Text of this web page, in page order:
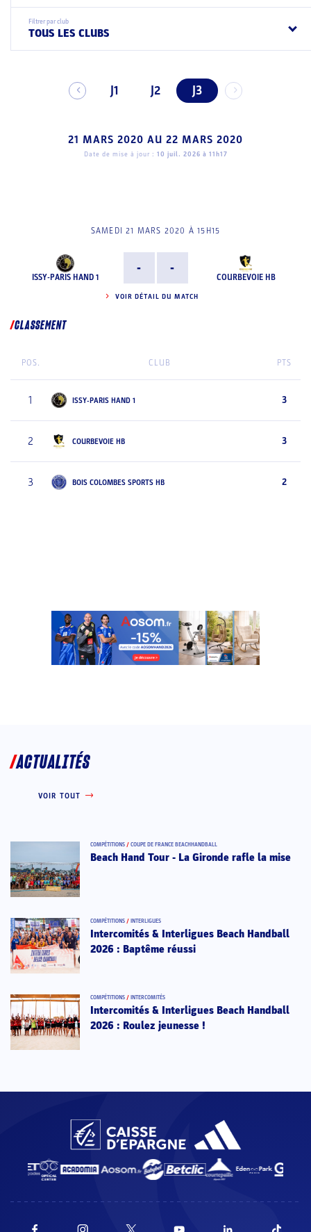
Filtrer par club
TOUS LES CLUBS
J1 J2 J3
21 MARS 2020 AU 22 MARS 2020
Date de mise à jour : 10 juil. 2026 à 11h17
SAMEDI 21 MARS 2020 À 15H15
ISSY-PARIS HAND 1
- -
COURBEVOIE HB
VOIR DÉTAIL DU MATCH
CLASSEMENT
POS. CLUB PTS
1 ISSY-PARIS HAND 1 3
2 COURBEVOIE HB 3
3 BOIS COLOMBES SPORTS HB 2
ACTUALITÉS
VOIR TOUT
COMPÉTITIONS / COUPE DE FRANCE BEACHHANDBALL
Beach Hand Tour - La Gironde rafle la mise
COMPÉTITIONS / INTERLIGUES
Intercomités & Interligues Beach Handball
2026 : Baptême réussi
COMPÉTITIONS / INTERCOMITÉS
Intercomités & Interligues Beach Handball
2026 : Roulez jeunesse !